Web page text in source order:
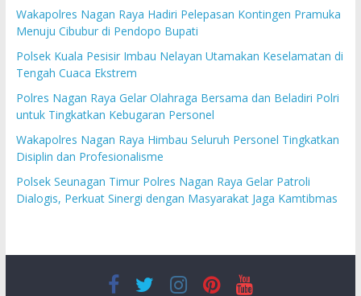
Wakapolres Nagan Raya Hadiri Pelepasan Kontingen Pramuka
Menuju Cibubur di Pendopo Bupati
Polsek Kuala Pesisir Imbau Nelayan Utamakan Keselamatan di
Tengah Cuaca Ekstrem
Polres Nagan Raya Gelar Olahraga Bersama dan Beladiri Polri
untuk Tingkatkan Kebugaran Personel
Wakapolres Nagan Raya Himbau Seluruh Personel Tingkatkan
Disiplin dan Profesionalisme
Polsek Seunagan Timur Polres Nagan Raya Gelar Patroli
Dialogis, Perkuat Sinergi dengan Masyarakat Jaga Kamtibmas